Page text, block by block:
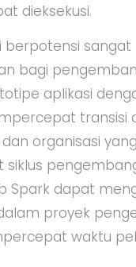
dieksekusi.
berpotensi sangat
bagi
aplikasi
transisi
organisasi
Spark dapat
proyek
waktu